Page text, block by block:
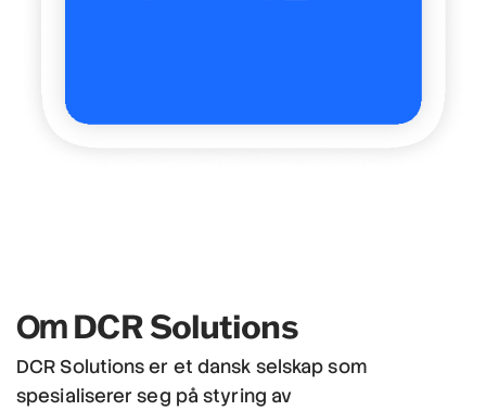
OmDCR Solutions
DCR Solutions er et dansk selskap som
spesialiserer seg på styring av